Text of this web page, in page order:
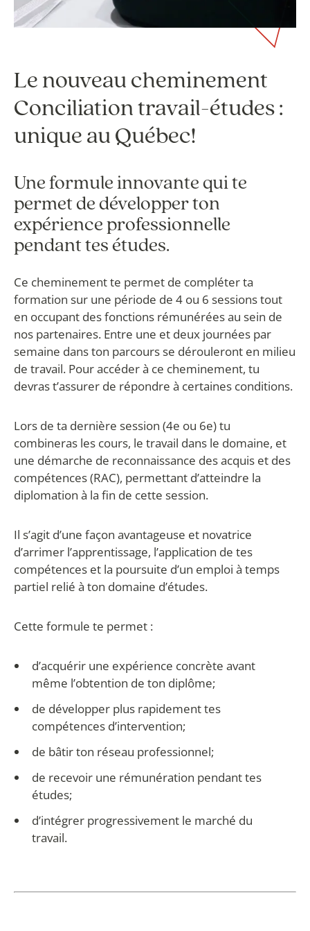
Le nouveau cheminement
Conciliation travail-études :
unique au Québec!
Une formule innovante qui te
permet de développer ton
expérience professionnelle
pendant tes études.
Ce cheminement te permet de compléter ta
formation sur une période de 4 ou 6 sessions tout
en occupant des fonctions rémunérées au sein de
nos partenaires. Entre une et deux journées par
semaine dans ton parcours se dérouleront en milieu
de travail. Pour accéder à ce cheminement, tu
devras t’assurer de répondre à certaines conditions.
Lors de ta dernière session (4e ou 6e) tu
combineras les cours, le travail dans le domaine, et
une démarche de reconnaissance des acquis et des
compétences (RAC), permettant d’atteindre la
diplomation à la fin de cette session.
Il s’agit d’une façon avantageuse et novatrice
d’arrimer l’apprentissage, l’application de tes
compétences et la poursuite d’un emploi à temps
partiel relié à ton domaine d’études.
Cette formule te permet :
d’acquérir une expérience concrète avant
même l’obtention de ton diplôme;
de développer plus rapidement tes
compétences d’intervention;
de bâtir ton réseau professionnel;
de recevoir une rémunération pendant tes
études;
d’intégrer progressivement le marché du
travail.